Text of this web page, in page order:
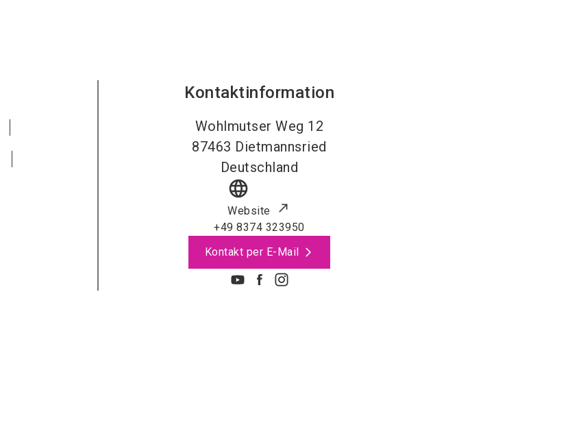
Kontaktinformation
Wohlmutser Weg 12
87463 Dietmannsried
Deutschland
language
Website
+49 8374 323950
Kontakt per E-Mail